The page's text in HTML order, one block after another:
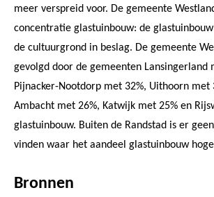
meer verspreid voor. De gemeente
concentratie glastuinbouw: de
de cultuurgrond in beslag. De gemeente
gevolgd door de gemeenten Lansingerland
Pijnacker-Nootdorp met 32%, Uithoorn met
Ambacht met 26%, Katwijk met 25% en
glastuinbouw. Buiten de Randstad is er
vinden waar het aandeel glastuinbouw
Bronnen